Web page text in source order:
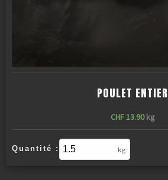
POULET ENTIER
CHF13.90 kg
Quantité : kg